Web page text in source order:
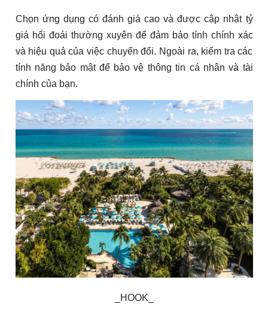
Chọn ứng dụng có đánh giá cao và được cập nhật tỷ
giá hối đoái thường xuyên để đảm bảo tính chính xác
và hiệu quả của việc chuyển đổi. Ngoài ra, kiểm tra các
tính năng bảo mật để bảo vệ thông tin cá nhân và tài
chính của bạn.
_HOOK_